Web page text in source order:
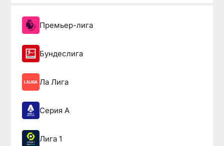
Премьер-лига
Бундеслига
Ла Лига
Серия А
Лига 1